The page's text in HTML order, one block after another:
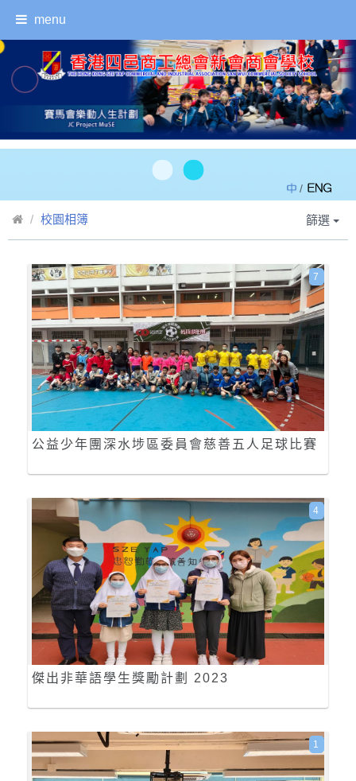
menu
/
校園相簿 篩選
公益少年團深水埗區委員會慈善五人足球比賽
7
傑出非華語學生獎勵計劃 2023
4
1